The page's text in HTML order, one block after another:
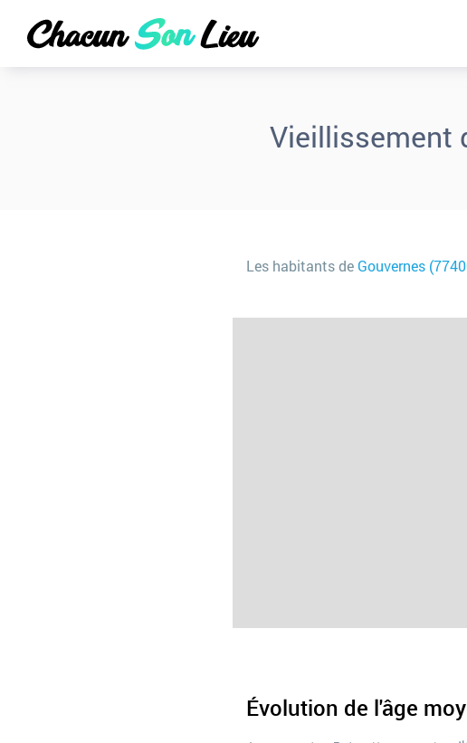
Vieillissement
Les habitants de Gouvernes
Évolution de l'âge